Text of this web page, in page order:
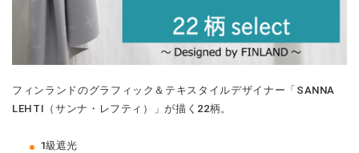
フィンランドのグラフィック＆テキスタイルデザイナー「SANNA
LEHTI（サンナ・レフティ）」が描く22柄。
1級遮光